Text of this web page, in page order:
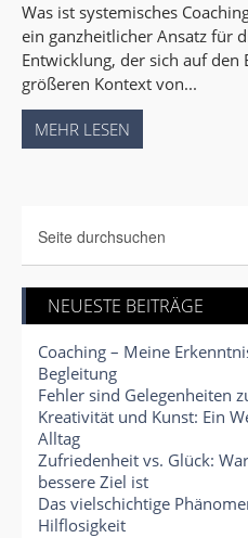
Was ist systemisches
ein ganzheitlicher Ansatz für
Entwicklung, der sich auf den
größeren Kontext von...
MEHR LESEN
NEUESTE BEITRÄGE
Coaching – Meine
Begleitung
Fehler sind Gelegenheiten
Kreativität und Kunst: Ein
Alltag
Zufriedenheit vs. Glück:
bessere Ziel ist
Das vielschichtige
Hilflosigkeit